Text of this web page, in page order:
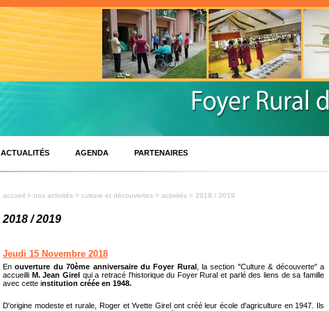
ACTUALITÉS AGENDA PARTENAIRES
accueil > nos activités > culture et découvertes > activités > 2018 / 2019
2018 / 2019
Jeudi 15 Novembre 2018
Enouverture du 70ème anniversaire du Foyer Rural, la section "Culture & découverte" a
accueilli M. Jean Girel qui a retracé l'historique du Foyer Rural et parlé des liens de sa famille
avec cette institution créée en 1948.
D'origine modeste et rurale, Roger et Yvette Girel ont créé leur école d'agriculture en 1947. Ils